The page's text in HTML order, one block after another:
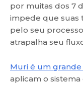
por muitas dos 7
impede que suas
pelo seu
atrapalha seu
Muri é um
aplicam o